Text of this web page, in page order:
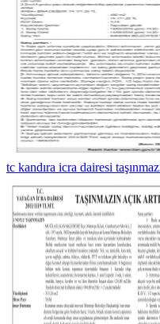
tc kandıra icra dairesi